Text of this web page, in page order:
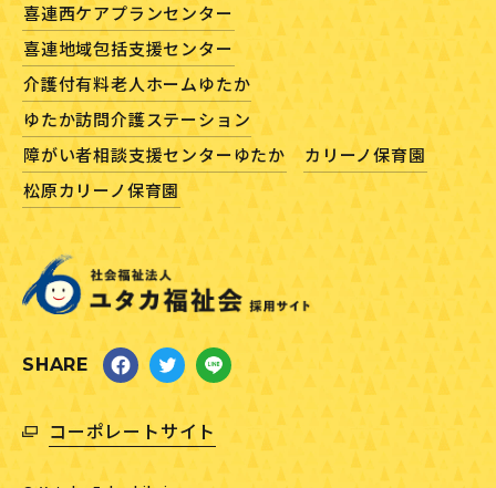
SHARE
コーポレートサイト
喜連西ケアプランセンター
喜連地域包括支援センター
介護付有料老人ホームゆたか
ゆたか訪問介護ステーション
障がい者相談支援センターゆたか
カリーノ保育園
松原カリーノ保育園